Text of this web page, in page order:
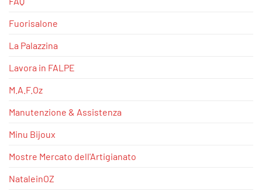
Fuorisalone
La Palazzina
Lavora in FALPE
M.A.F.Oz
Manutenzione & Assistenza
Minu Bijoux
Mostre Mercato dell'Artigianato
NataleinOZ